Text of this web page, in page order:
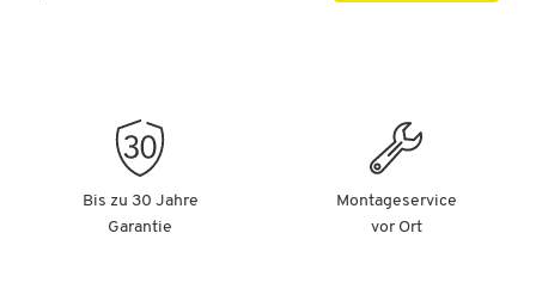
Bis zu 30 Jahre
Garantie
Montageservice
vor Ort